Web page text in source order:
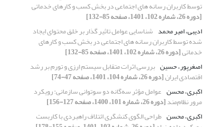
توسط کاربران رسانه های اجتماعی در بخش کسب و کارهای خدماتی
[دوره 26، شماره 102، 1401، صفحه 85-132]
ادیبی، امیر محمد شناسایی عوامل تاثیر گذار بر خلق محتوای ایجاد
شده توسط کاربران رسانه های اجتماعی در بخش کسب و کارهای
خدماتی[دوره 26، شماره 102، 1401، صفحه 85-132]
اصغرپور، حسین بررسی اثرات متقابل سیستم ارزی و تورم بر رشد
اقتصادی ایران[دوره 26، شماره 104، 1401، صفحه 47-74]
اکبری، محسن عوامل مؤثر سه‌گانه دو سوتوانی سازمانی: رویکرد
مرور نظام‌مند[دوره 26، شماره 101، 1400، صفحه 127-156]
اکبری، محسن طراحی الگوی کنشگری ائتلاف راهبردی با کاربست